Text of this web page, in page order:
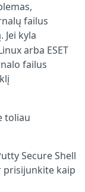
failus
Jei kyla
arba ESET
failus
toliau
Secure Shell
prisijunkite kaip